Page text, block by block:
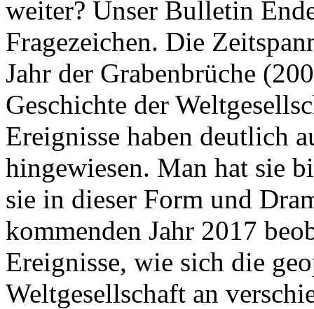
weiter? Unser Bulletin
Fragezeichen. Die
Jahr der Grabenbrüche
Geschichte der
Ereignisse haben deutlich
hingewiesen. Man hat sie
sie in dieser Form und
kommenden Jahr 2017
Ereignisse, wie sich die
Weltgesellschaft an